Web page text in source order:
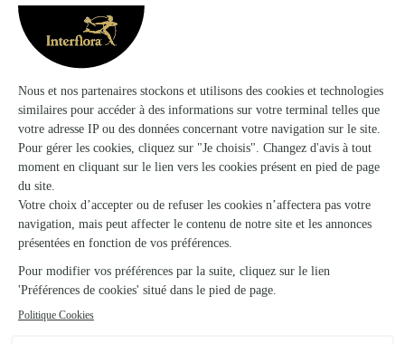
Dès aujourd'hui
Livraison dès aujourd'hui (pour toute commande passée
Le bouquet créatif du fleuriste multicolore
dès 29,95€
Dès demain
Livraison dès
Brassée de roses roses Max Havelaar
34,95€ 29,95€
Livraison dès
20 produits vus sur 24